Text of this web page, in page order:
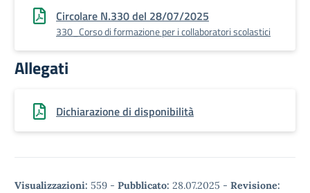
Circolare N.330 del 28/07/2025
330_Corso di formazione per i collaboratori scolastici
Allegati
Dichiarazione di disponibilità
Visualizzazioni: 559 - Pubblicato: 28.07.2025 - Revisione: